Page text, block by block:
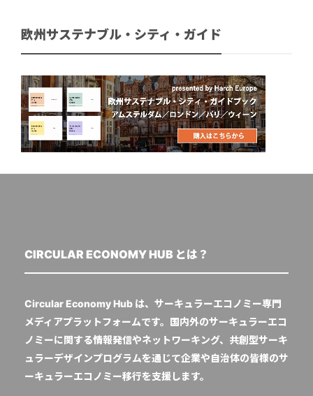
欧州サステナブル・シティ・ガイド
CIRCULAR ECONOMY HUB とは？
Circular Economy Hub は、サーキュラーエコノミー専門
メディアプラットフォームです。国内外のサーキュラーエコ
ノミーに関する情報発信やネットワーキング、共創型サーキ
ュラーデザインプログラムを通じて企業や自治体の皆様のサ
ーキュラーエコノミー移行を支援します。